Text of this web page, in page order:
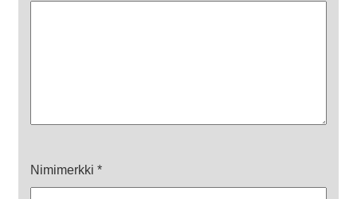
Nimimerkki *